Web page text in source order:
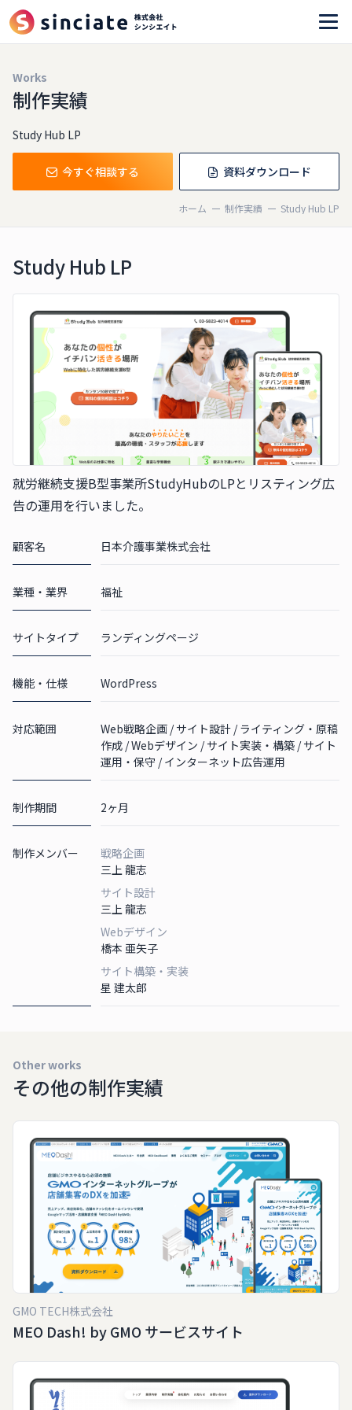
Works
制作実績
Study Hub LP
今すぐ相談する 資料ダウンロード
ホーム 制作実績 Study Hub LP
Study Hub LP
就労継続支援B型事業所StudyHubのLPとリスティング広
告の運用を行いました。
顧客名 日本介護事業株式会社
業種・業界 福祉
サイトタイプ ランディングページ
機能・仕様 WordPress
対応範囲
Web戦略企画 / サイト設計 / ライティング・原稿
作成 / Webデザイン / サイト実装・構築 / サイト
運用・保守 / インターネット広告運用
制作期間 2ヶ月
制作メンバー
戦略企画
三上 龍志
サイト設計
三上 龍志
Webデザイン
橋本 亜矢子
サイト構築・実装
星 建太郎
Other works
その他の制作実績
MEO Dash! by GMO サービスサイト
GMO TECH株式会社